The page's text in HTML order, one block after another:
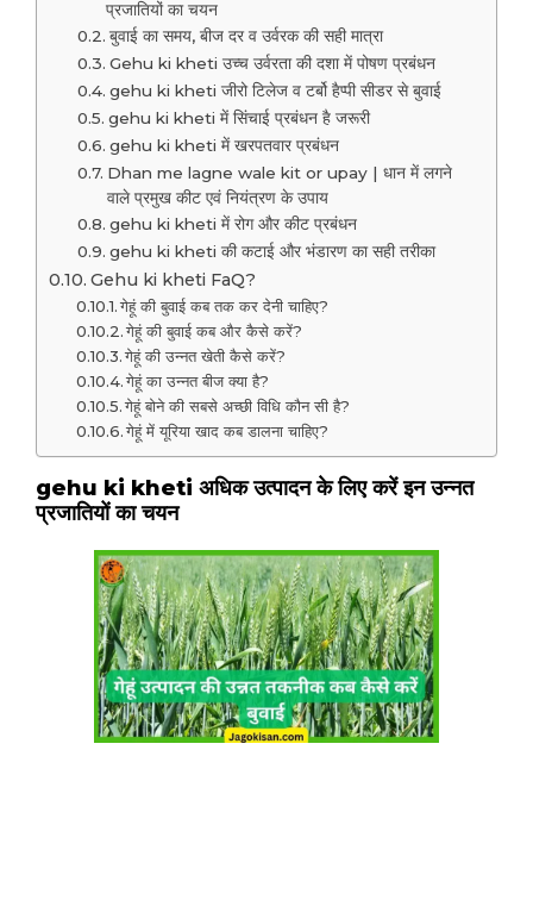
प्रजातियों का चयन
बुवाई का समय, बीज दर व उर्वरक की सही मात्रा
Gehu ki kheti उच्च उर्वरता की दशा में पोषण प्रबंधन
gehu ki kheti जीरो टिलेज व टर्बो हैप्पी सीडर से बुवाई
gehu ki kheti में सिंचाई प्रबंधन है जरूरी
gehu ki kheti में खरपतवार प्रबंधन
Dhan me lagne wale kit or upay | धान में लगने
वाले प्रमुख कीट एवं नियंत्रण के उपाय
gehu ki kheti में रोग और कीट प्रबंधन
gehu ki kheti की कटाई और भंडारण का सही तरीका
Gehu ki kheti FaQ?
गेहूं की बुवाई कब तक कर देनी चाहिए?
गेहूं की बुवाई कब और कैसे करें?
गेहूं की उन्नत खेती कैसे करें?
गेहूं का उन्नत बीज क्या है?
गेहूं बोने की सबसे अच्छी विधि कौन सी है?
गेहूं में यूरिया खाद कब डालना चाहिए?
gehu ki kheti अधिक उत्पादन के लिए करें इन उन्नत
प्रजातियों का चयन